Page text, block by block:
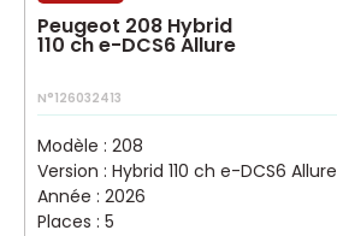
Peugeot 208 Hybrid
110 ch e-DCS6 Allure
N°126032413
Modèle : 208
Version : Hybrid 110 ch e-DCS6 Allure
Année : 2026
Places : 5